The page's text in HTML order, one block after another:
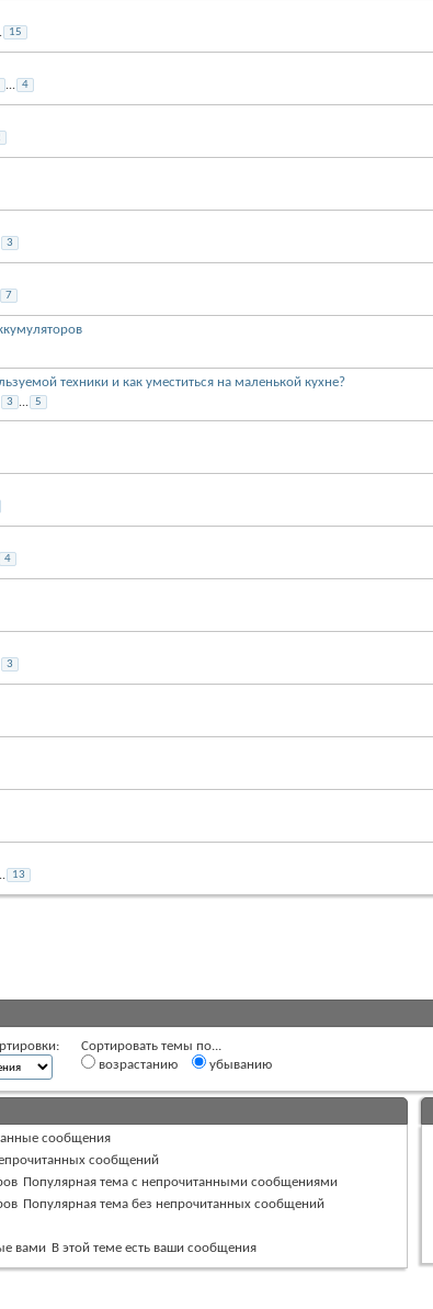
15
... 4
3
7
техники и как уместиться на маленькой кухне?
3 ... 5
4
3
13
Сортировать темы по...
возрастанию
убыванию
сообщения
сообщений
Популярная тема с непрочитанными сообщениями
Популярная тема без непрочитанных сообщений
В этой теме есть ваши сообщения